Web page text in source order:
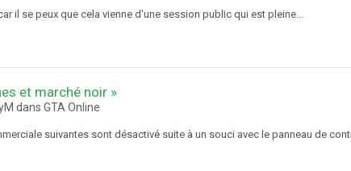
il se peux que cela vienne d'une session public qui est pleine...
et marché noir »
dans GTA Online
suivantes sont désactivé suite à un souci avec le panneau de